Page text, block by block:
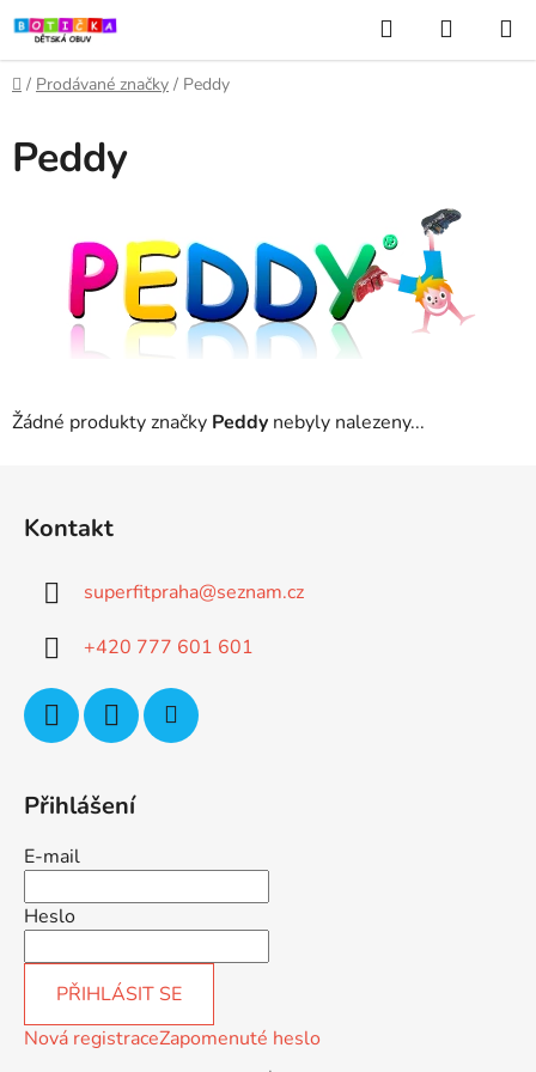
Přejít
na
obsah
Hledat
KOŠÍK
Domů
/ Prodávané značky / Peddy
Peddy
Žádné produkty značky Peddy nebyly nalezeny...
Kontakt
superfitpraha@seznam.cz
+420 777 601 601
Přihlášení
E-mail
Heslo
PŘIHLÁSIT SE
Nová registraceZapomenuté heslo